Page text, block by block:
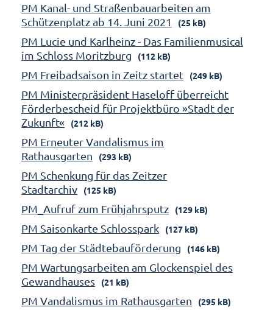
PM Kanal- und Straßenbauarbeiten am
Schützenplatz ab 14. Juni 2021
(25 kB)
PM Lucie und Karlheinz - Das Familienmusical
im Schloss Moritzburg
(112 kB)
PM Freibadsaison in Zeitz startet (249 kB)
PM Ministerpräsident Haseloff überreicht
Förderbescheid für Projektbüro »Stadt der
Zukunft«
(212 kB)
PM Erneuter Vandalismus im
Rathausgarten
(293 kB)
PM Schenkung für das Zeitzer
Stadtarchiv
(125 kB)
PM_Aufruf zum Frühjahrsputz (129 kB)
PM Saisonkarte Schlosspark (127 kB)
PM Tag der Städtebauförderung (146 kB)
PM Wartungsarbeiten am Glockenspiel des
Gewandhauses
(21 kB)
PM Vandalismus im Rathausgarten (295 kB)